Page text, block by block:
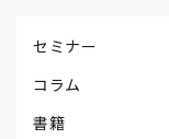
セミナー
コラム
書籍